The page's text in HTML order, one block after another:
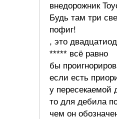
внедорожник
Будь там три
пофиг!
, это
***** всё равно
бы
если есть
у пересекаемой
то для дебила
чем он